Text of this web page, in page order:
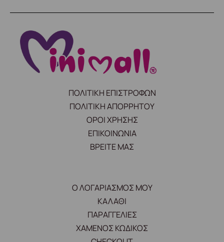
ΠΟΛΙΤΙΚΗ ΕΠΙΣΤΡΟΦΩΝ
ΠΟΛΙΤΙΚΗ ΑΠΟΡΡΗΤΟΥ
ΟΡΟΙ ΧΡΗΣΗΣ
ΕΠΙΚΟΙΝΩΝΙΑ
ΒΡΕΙΤΕ ΜΑΣ
Ο ΛΟΓΑΡΙΑΣΜΟΣ ΜΟΥ
ΚΑΛΑΘΙ
ΠΑΡΑΓΓΕΛΙΕΣ
ΧΑΜΕΝΟΣ ΚΩΔΙΚΟΣ